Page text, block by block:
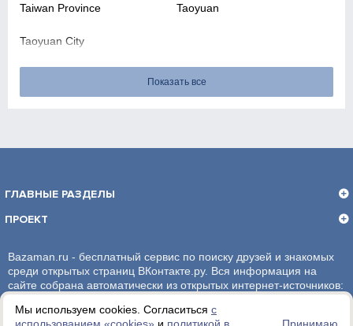
Мы используем cookies. Согласиться с
Taiwan Province Taoyuan
Taoyuan City
Показать все
ГЛАВНЫЕ РАЗДЕЛЫ
ПРОЕКТ
Bazaman.ru - бесплатный сервис по поиску друзей и знакомых
среди открытых страниц ВКонтакте.ру. Вся информация на
сайте собрана автоматически из открытых интернет-источников:
администрация сайта ответственности не несет.